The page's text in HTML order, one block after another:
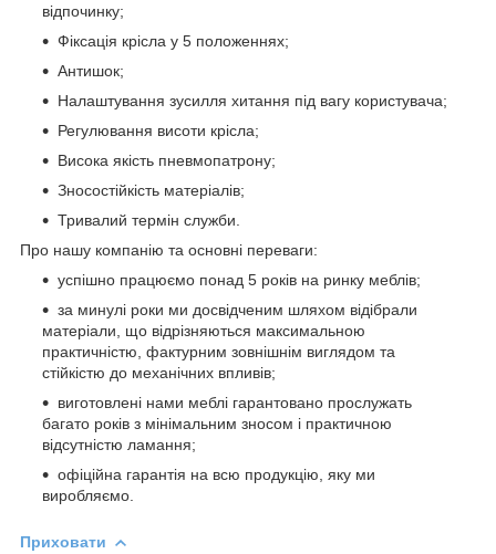
відпочинку;
Фіксація крісла у 5 положеннях;
Антишок;
Налаштування зусилля хитання під вагу користувача;
Регулювання висоти крісла;
Висока якість пневмопатрону;
Зносостійкість матеріалів;
Тривалий термін служби.
Про нашу компанію та основні переваги:
успішно працюємо понад 5 років на ринку меблів;
за минулі роки ми досвідченим шляхом відібрали
матеріали, що відрізняються максимальною
практичністю, фактурним зовнішнім виглядом та
стійкістю до механічних впливів;
виготовлені нами меблі гарантовано прослужать
багато років з мінімальним зносом і практичною
відсутністю ламання;
офіційна гарантія на всю продукцію, яку ми
виробляємо.
Приховати